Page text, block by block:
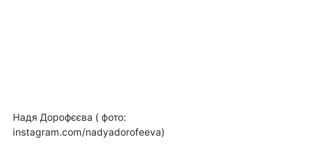
Надя Дорофєєва ( фото:
instagram.com/nadyadorofeeva)